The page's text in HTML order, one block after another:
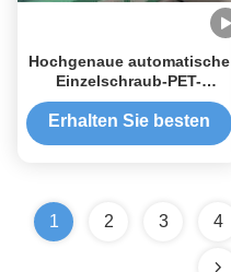
Hochgenaue automatische
Einzelschraub-PET-
Streifenherstellmaschine
für Verpackungsgürtel
Erhalten Sie besten
1 2 3 4